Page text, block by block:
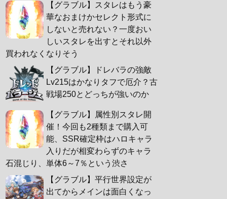
【グラブル】スタレはもう豪
華なおまけかセレクト形式に
しないと売れない？一度おい
しいスタレを出すとそれ以外
買われなくなりそう
【グラブル】ドレバラの強敵
Lv215はかなりタフで厄介？古
戦場250とどっちが強いのか
【グラブル】属性別スタレ開
催！今回も2種類まで購入可
能、SSR確定枠はハロキャラ
入りだが相変わらずのキャラ
石混じり、単体6～7％という渋さ
【グラブル】平行世界設定が
出てからメインは面白くなっ